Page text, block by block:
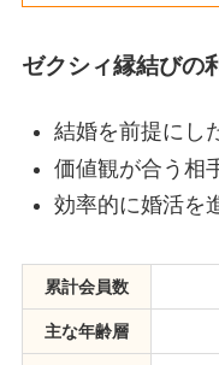
ゼクシィ縁結びの
結婚を前提にし
価値観が合う相
効率的に婚活を
累計会員数
主な年齢層